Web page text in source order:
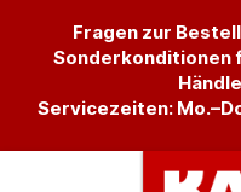
Fragen zur
Sonderkonditionen
Servicezeiten: